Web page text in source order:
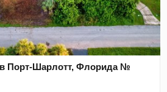
Порт-Шарлотт, Флорида №